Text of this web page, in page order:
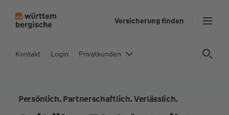
In
Versicherung finden
Kontakt Login Privatkunden
Persönlich. Partnerschaftlich. Verlässlich.